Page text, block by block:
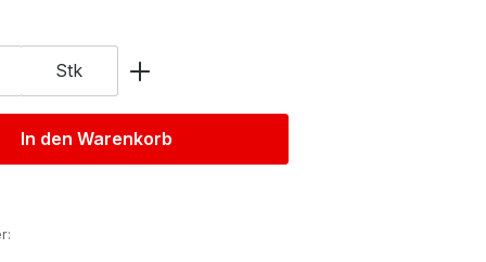
Stk
In den Warenkorb